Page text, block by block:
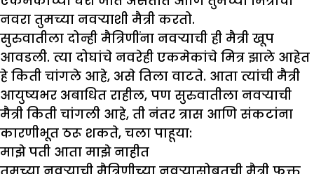
नवरा तुमच्या नवऱ्याशी मैत्री करतो.
सुरुवातीला दोन्ही मैत्रिणींना नवऱ्याची ही मैत्री खूप
आवडली. त्या दोघांचे नवरेही एकमेकांचे मित्र झाले आहेत
हे किती चांगले आहे, असे तिला वाटते. आता त्यांची मैत्री
आयुष्यभर अबाधित राहील, पण सुरुवातीला नवऱ्याची
मैत्री किती चांगली आहे, ती नंतर त्रास आणि संकटांना
कारणीभूत ठरू शकते, चला पाहूया:
माझे पती आता माझे नाहीत